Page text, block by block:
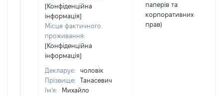
[Конфіденційна
інформація]
Місце фактичного
проживання:
[Конфіденційна
інформація]
Декларує:
чоловік
Прізвище:
Танасевич
Ім'я:
Михайло
паперів та
корпоративних
прав)